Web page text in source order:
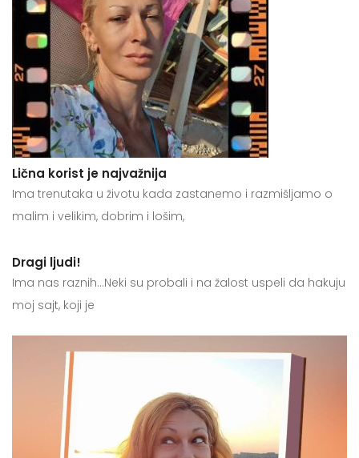
Lična korist je najvažnija
Ima trenutaka u životu kada zastanemo i razmišljamo o
malim i velikim, dobrim i lošim,
Dragi ljudi!
Ima nas raznih…Neki su probali i na žalost uspeli da hakuju
moj sajt, koji je